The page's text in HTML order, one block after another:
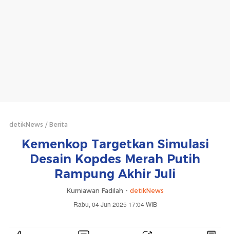
detikNews Berita
Kemenkop Targetkan Simulasi
Desain Kopdes Merah Putih
Rampung Akhir Juli
Kurniawan Fadilah - detikNews
Rabu, 04 Jun 2025 17:04 WIB